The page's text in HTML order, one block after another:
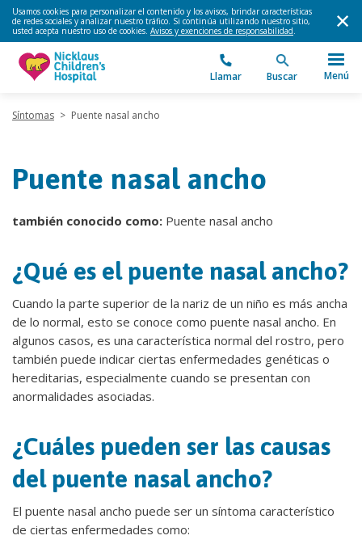
Usamos cookies para personalizar el contenido y los avisos, brindar características
de redes sociales y analizar nuestro tráfico. Si continúa utilizando nuestro sitio,
usted acepta nuestro uso de cookies. Avisos y exenciones de responsabilidad.
Llamar Buscar Menú
Síntomas > Puente nasal ancho
Puente nasal ancho
también conocido como: Puente nasal ancho
¿Qué es el puente nasal ancho?
Cuando la parte superior de la nariz de un niño es más ancha
de lo normal, esto se conoce como puente nasal ancho. En
algunos casos, es una característica normal del rostro, pero
también puede indicar ciertas enfermedades genéticas o
hereditarias, especialmente cuando se presentan con
anormalidades asociadas.
¿Cuáles pueden ser las causas
del puente nasal ancho?
El puente nasal ancho puede ser un síntoma característico
de ciertas enfermedades como: